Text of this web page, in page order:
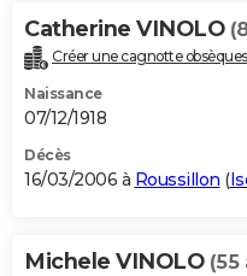
Catherine VINOLO
Créer une cagnotte obsèques
Naissance
07/12/1918
Décès
16/03/2006 à Roussillon (
Michele VINOLO (55